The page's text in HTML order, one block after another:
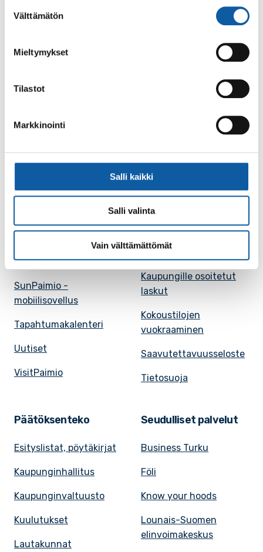
valinta
Välttämätön
Mieltymykset
Tilastot
Markkinointi
Salli kaikki
Salli valinta
Vain välttämättömät
Karttapalvelu
Kuntakortti
Ruokalista, Ansku
SunPaimio -
mobiilisovellus
Tapahtumakalenteri
Uutiset
VisitPaimio
Palvelupiste
Asiakirjojen
Avoimet työpaikat
Evästeasetukset
Kaupungille osoitetut
laskut
Kokoustilojen
vuokraaminen
Saavutettavuusseloste
Tietosuoja
Päätöksenteko
Esityslistat, pöytäkirjat
Kaupunginhallitus
Kaupunginvaltuusto
Kuulutukset
Lautakunnat
Seudulliset palvelut
Business Turku
Föli
Know your hoods
Lounais-Suomen
elinvoimakeskus